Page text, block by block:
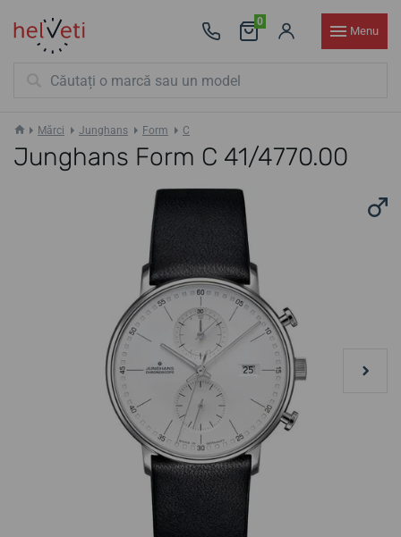
0
Menu
Mărci Junghans Form C
Junghans Form C 41/4770.00